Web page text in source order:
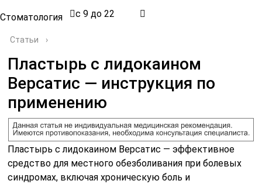
Стоматология с 9 до 22
Статьи ›
Пластырь с лидокаином
Версатис — инструкция по
применению
Пластырь с лидокаином Версатис — эффективное
средство для местного обезболивания при болевых
синдромах, включая хроническую боль и